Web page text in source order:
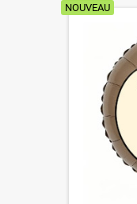
NOUVEAU